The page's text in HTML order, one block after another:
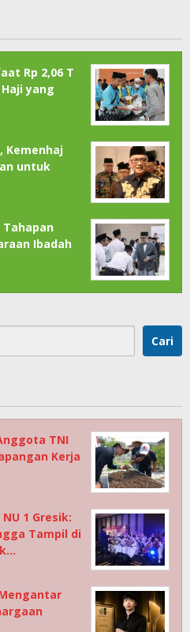
Rp 2,06 T
yang
Kemenhaj
untuk
Tahapan
Ibadah
Cari
TNI
Kerja
1 Gresik:
Tampil di